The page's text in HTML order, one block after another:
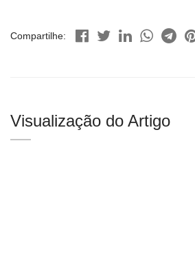
Compartilhe:
Visualização do Artigo